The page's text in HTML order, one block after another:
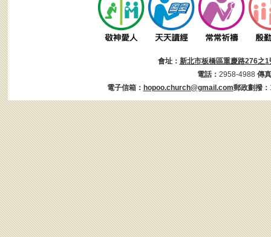
會址： 新北市板橋區重慶路276之1
電話： 2958-4988 傳
電子信箱： hopoo.church@gmail.com郵政劃撥：